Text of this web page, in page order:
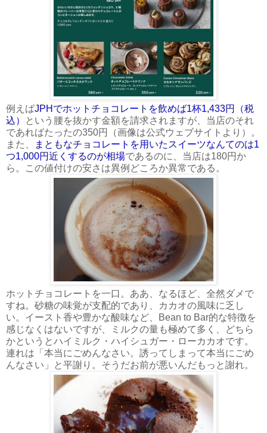
例えばJPHでホットチョコレートを飲めば1杯1,433円（税
込）
という腰を抜かす金額を請求されますが、当店のそれ
であればたったの350円（画像は公式ウェブサイトより）。
また、
まともなチョコレートを用いたスイーツなんてのは1
つ1,000円近くするのが相場であるのに、当店は180円か
ら。この値付けの安さは異例どころか異常である。
ホットチョコレートを一口。ああ、なるほど、全然ダメで
すね。砂糖の味覚が支配的であり、カカオの風味に乏し
い。イースト香や豊かな酸味など、Bean to Bar的な特徴を
感じなくはないですが、ミルクの量も極めて多く、どちら
かというとハイミルク・ハイシュガー・ローカカオです。
連れは「本当にごめんなさい。誘ってしまって本当にごめ
んなさい」と平謝り。そうだお前が悪いんだもっと謝れ。